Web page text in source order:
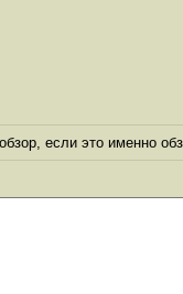
если это именно